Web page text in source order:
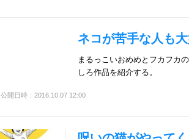
ネコが苦手な人も
まるっこいおめめとフカフカ
しろ作品を紹介する。
公開日時：2016.10.07 12:00